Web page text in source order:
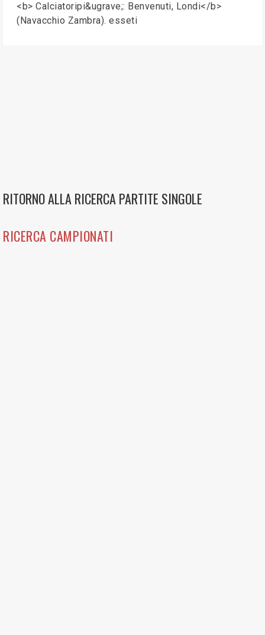
<b> Calciatoripi&ugrave;: Benvenuti, Londi</b>
(Navacchio Zambra). esseti
RITORNO ALLA RICERCA PARTITE SINGOLE
RICERCA CAMPIONATI